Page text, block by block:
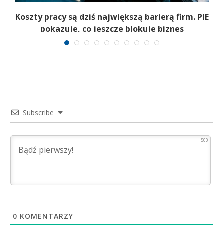
Koszty pracy są dziś największą barierą firm. PIE
pokazuje, co jeszcze blokuje biznes
Subscribe
500
0 KOMENTARZY